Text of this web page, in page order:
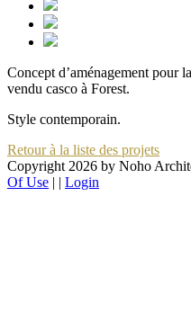
Concept d’aménagement pour
vendu casco à Forest.
Style contemporain.
Retour à la liste des projets
Copyright 2026 by Noho
Of Use | | Login